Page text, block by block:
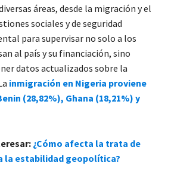
áreas, desde la migración y el
sociales y de seguridad
para supervisar no solo a los
al país y su financiación, sino
datos actualizados sobre la
inmigración en Nigeria proviene
(28,82%), Ghana (18,21%) y
¿Cómo afecta la trata de
la estabilidad geopolítica?